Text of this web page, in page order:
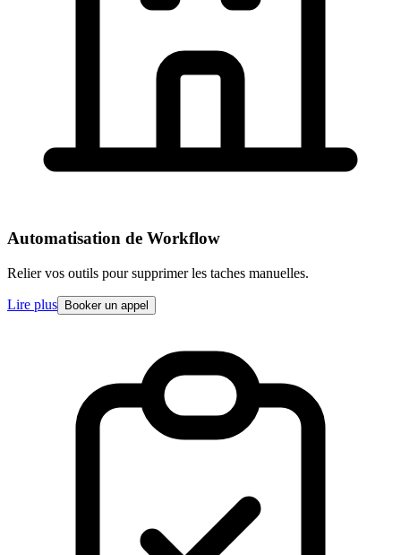
Automatisation de Workflow
Relier vos outils pour supprimer les taches manuelles.
Lire plus Booker un appel